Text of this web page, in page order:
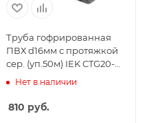
Труба гофрированная
ПВХ d16мм с протяжкой
сер. (уп.50м) IEK CTG20-
16-K41-050I
Нет в наличии
810 руб.